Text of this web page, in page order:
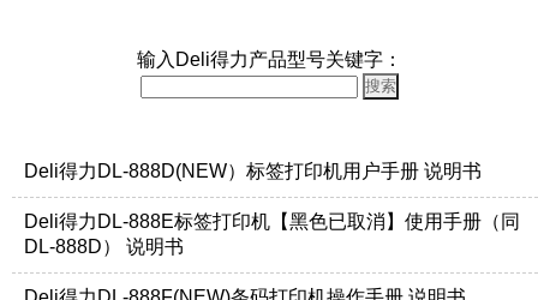
输入Deli得力产品型号关键字：
Deli得力DL-888D(NEW）标签打印机用户手册 说明书
Deli得力DL-888E标签打印机【黑色已取消】使用手册（同
DL-888D） 说明书